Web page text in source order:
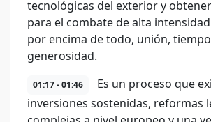
tecnológicas del exterior y
para el combate de alta
por encima de todo, unión,
generosidad.
01:17 - 01:46
Es un proceso que
inversiones sostenidas, reformas